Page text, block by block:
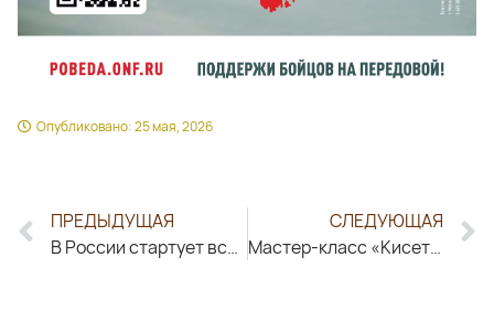
Опубликовано:25 мая, 2026
ПРЕДЫДУЩАЯ
В России стартует всероссийская акция «Великое наследие Владимира Даля»
СЛЕДУЮЩАЯ
Мастер-класс «Кисет здоровья» ко Всемирному дню без табака